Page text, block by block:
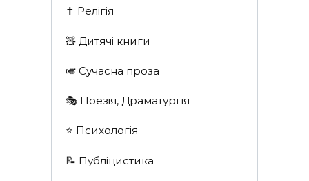
✝️ Релігія
🧸 Дитячі книги
🎺 Сучасна проза
🎭 Поезія, Драматургія
⭐️ Психологія
📝 Публіцистика